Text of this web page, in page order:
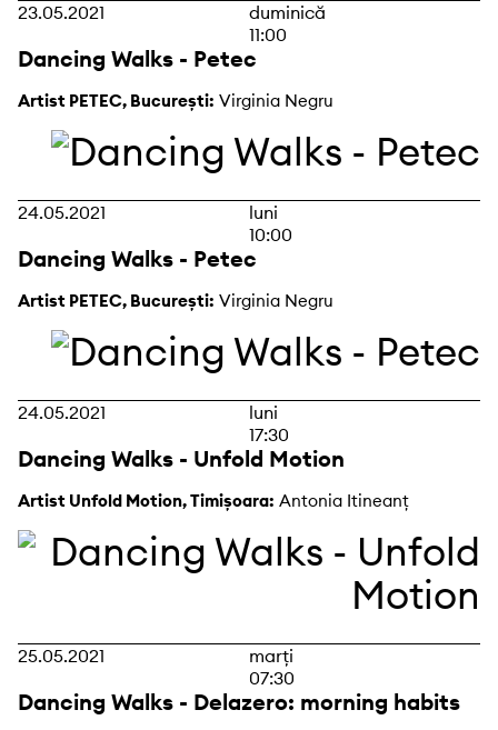
23.05.2021
duminică
11:00
Dancing Walks - Petec
Artist PETEC, București: Virginia Negru
24.05.2021
luni
10:00
Dancing Walks - Petec
Artist PETEC, București: Virginia Negru
24.05.2021
luni
17:30
Dancing Walks - Unfold Motion
Artist Unfold Motion, Timișoara: Antonia Itineanț
25.05.2021
marți
07:30
Dancing Walks - Delazero: morning habits